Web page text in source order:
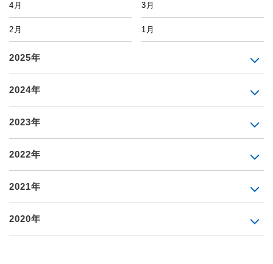
4月 3月
2月 1月
2025年
2024年
2023年
2022年
2021年
2020年